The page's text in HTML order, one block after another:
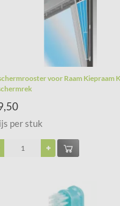
voor Raam Kiepraam
per stuk